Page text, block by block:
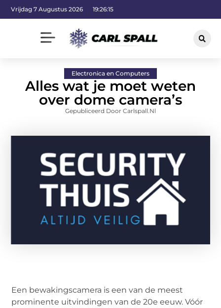
Vrijdag 7 Augustus 2026 19:26:16
Electronica en Computers
Alles wat je moet weten
over dome camera’s
Gepubliceerd Door Carlspall.nl
Een bewakingscamera is een van de meest
prominente uitvindingen van de 20e eeuw. Vóór